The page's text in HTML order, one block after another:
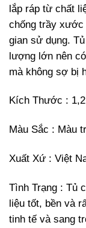
lắp ráp từ chất
chống trầy xước
gian sử dụng.
lượng lớn nên
mà không sợ bị
Kích Thước :
Màu Sắc : Màu
Xuất Xứ : Việt
Tình Trạng : Tủ
liệu tốt, bền và
tinh tế và sang